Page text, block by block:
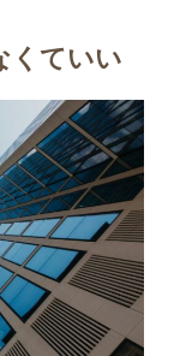
くていい